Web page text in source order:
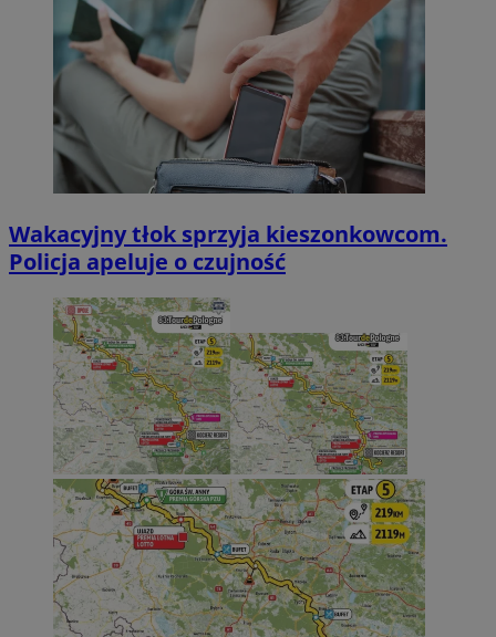
Wakacyjny tłok sprzyja kieszonkowcom.
Policja apeluje o czujność